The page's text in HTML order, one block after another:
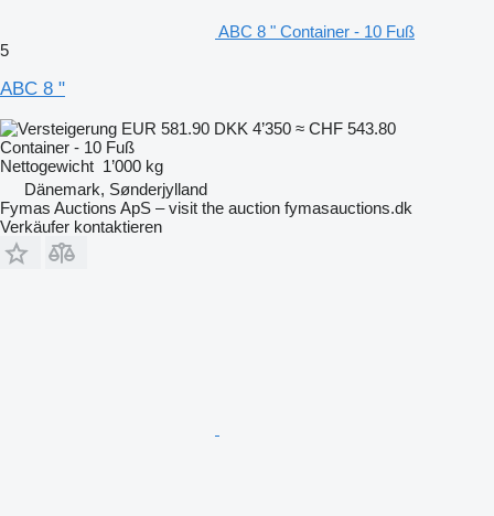
ABC 8 " Container - 10 Fuß
5
ABC 8 "
EUR 581.90 DKK 4’350 ≈ CHF 543.80
Container - 10 Fuß
Nettogewicht 1’000 kg
Dänemark, Sønderjylland
Fymas Auctions ApS – visit the auction fymasauctions.dk
Verkäufer kontaktieren